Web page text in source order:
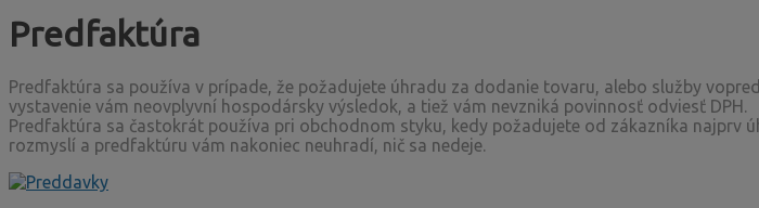
Predfaktúra
Predfaktúra sa používa v prípade, že požadujete úhradu za dodanie tovaru, alebo služby
vystavenie vám neovplyvní hospodársky výsledok, a tiež vám nevzniká povinnosť odviesť DPH.
Predfaktúra sa častokrát používa pri obchodnom styku, kedy požadujete od zákazníka najprv
rozmyslí a predfaktúru vám nakoniec neuhradí, nič sa nedeje.